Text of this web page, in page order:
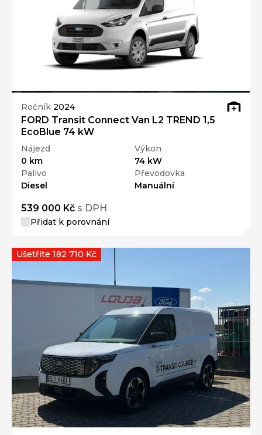
Ročník 2024
FORD Transit Connect Van L2 TREND 1,5
EcoBlue 74 kW
Nájezd
0 km
Výkon
74 kW
Palivo
Diesel
Převodovka
Manuální
539 000 Kč s DPH
Přidat k porovnání
Ušetříte 182 710 Kč